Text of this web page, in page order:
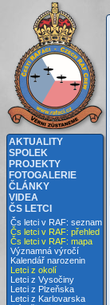
AKTUALITY
SPOLEK
PROJEKTY
FOTOGALERIE
ČLÁNKY
VIDEA
ČS LETCI
Čs letci v RAF: seznam
Čs letci v RAF: přehled
Čs letci v RAF: mapa
Významná výročí
Kalendář narozenin
Letci z okolí
Letci z Vysočiny
Letci z Plzeňska
Letci z Karlovarska